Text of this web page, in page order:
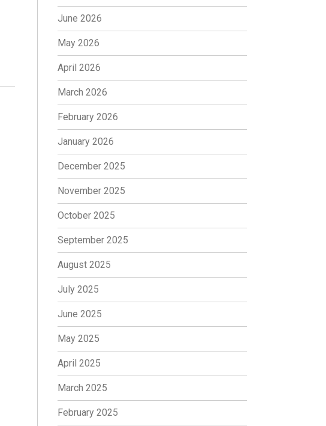
June 2026
May 2026
April 2026
March 2026
February 2026
January 2026
December 2025
November 2025
October 2025
September 2025
August 2025
July 2025
June 2025
May 2025
April 2025
March 2025
February 2025